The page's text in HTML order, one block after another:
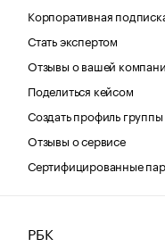
Корпоративная
Стать экспертом
Отзывы о вашей
Поделиться кейсом
Создать профиль
Отзывы о сервисе
Сертифицированные
РБК